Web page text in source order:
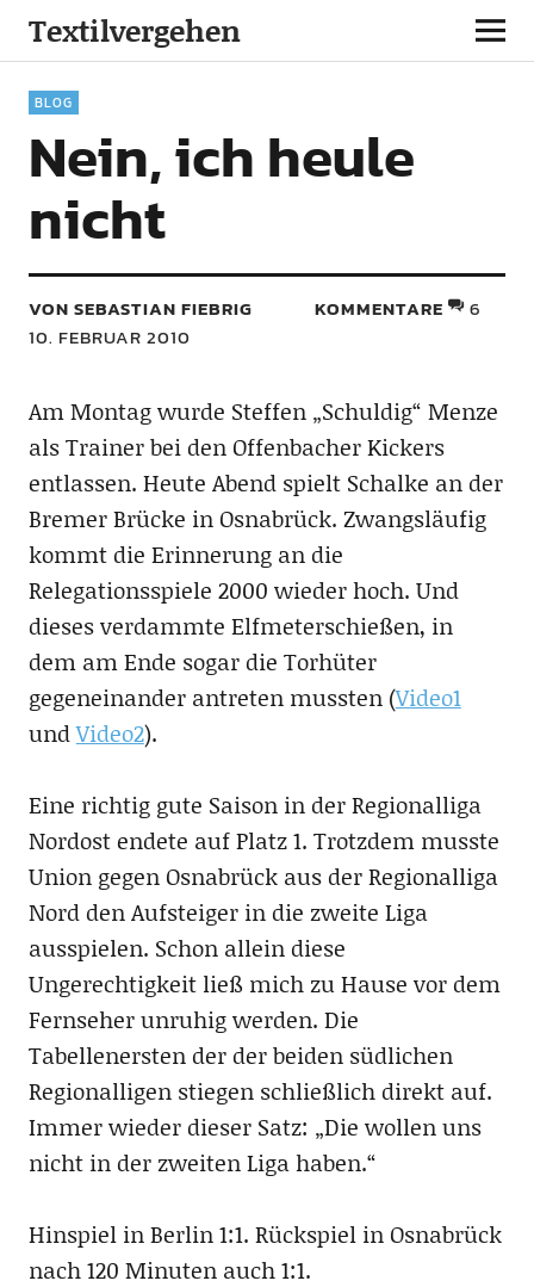
Textilvergehen
BLOG
Nein, ich heule
nicht
VON SEBASTIAN FIEBRIG
10. FEBRUAR 2010
KOMMENTARE 6
Am Montag wurde Steffen „Schuldig“ Menze
als Trainer bei den Offenbacher Kickers
entlassen. Heute Abend spielt Schalke an der
Bremer Brücke in Osnabrück. Zwangsläufig
kommt die Erinnerung an die
Relegationsspiele 2000 wieder hoch. Und
dieses verdammte Elfmeterschießen, in
dem am Ende sogar die Torhüter
gegeneinander antreten mussten (Video1
undVideo2).
Eine richtig gute Saison in der Regionalliga
Nordost endete auf Platz 1. Trotzdem musste
Union gegen Osnabrück aus der Regionalliga
Nord den Aufsteiger in die zweite Liga
ausspielen. Schon allein diese
Ungerechtigkeit ließ mich zu Hause vor dem
Fernseher unruhig werden. Die
Tabellenersten der der beiden südlichen
Regionalligen stiegen schließlich direkt auf.
Immer wieder dieser Satz: „Die wollen uns
nicht in der zweiten Liga haben.“
Hinspiel in Berlin 1:1. Rückspiel in Osnabrück
nach 120 Minuten auch 1:1.